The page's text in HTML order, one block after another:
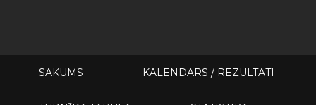
SĀKUMS KALENDĀRS / REZULTĀTI